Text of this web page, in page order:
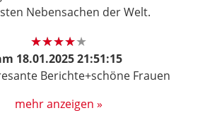
Nebensachen der Welt.
18.01.2025 21:51:15
Berichte+schöne Frauen
mehr anzeigen »